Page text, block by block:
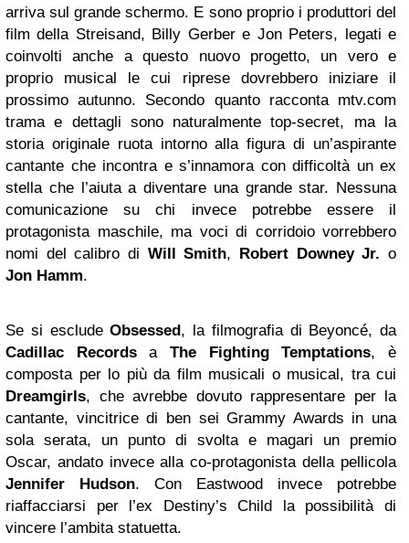
arriva sul grande schermo. E sono proprio i produttori del
film della Streisand, Billy Gerber e Jon Peters, legati e
coinvolti anche a questo nuovo progetto, un vero e
proprio musical le cui riprese dovrebbero iniziare il
prossimo autunno. Secondo quanto racconta mtv.com
trama e dettagli sono naturalmente top-secret, ma la
storia originale ruota intorno alla figura di un’aspirante
cantante che incontra e s’innamora con difficoltà un ex
stella che l’aiuta a diventare una grande star. Nessuna
comunicazione su chi invece potrebbe essere il
protagonista maschile, ma voci di corridoio vorrebbero
nomi del calibro di Will Smith, Robert Downey Jr. o
Jon Hamm.
Se si escludeObsessed, la filmografia di Beyoncé, da
Cadillac RecordsaThe Fighting Temptations, è
composta per lo più da film musicali o musical, tra cui
Dreamgirls, che avrebbe dovuto rappresentare per la
cantante, vincitrice di ben sei Grammy Awards in una
sola serata, un punto di svolta e magari un premio
Oscar, andato invece alla co-protagonista della pellicola
Jennifer Hudson. Con Eastwood invece potrebbe
riaffacciarsi per l’ex Destiny’s Child la possibilità di
vincere l’ambita statuetta.